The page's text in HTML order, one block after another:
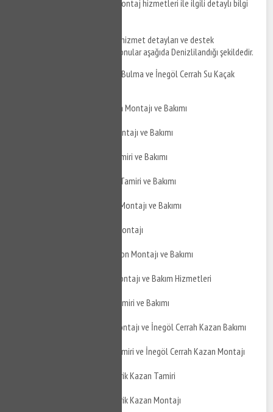
tamir hizmetleri ve hidrofor montaj hizmetleri ile ilgili detaylı bilgi
hizmet detayları ve destek
taleplerinizi iletebileceğiniz konular aşağıda Denizlilandığı şekildedir.
İnegöl Cerrah Su Kaçak Bulma ve İnegöl Cerrah Su Kaçak
İnegöl Cerrah Duşakabin Montajı ve Bakımı
İnegöl Cerrah Jakuzi Montajı ve Bakımı
İnegöl Cerrah Jakuzi Tamiri ve Bakımı
İnegöl Cerrah Hidrofor Tamiri ve Bakımı
İnegöl Cerrah Hidrofor Montajı ve Bakımı
İnegöl Cerrah Şofben Montajı
İnegöl Cerrah Termosifon Montajı ve Bakımı
İnegöl Cerrah Boyler Montajı ve Bakım Hizmetleri
İnegöl Cerrah Boyler Tamiri ve Bakımı
İnegöl Cerrah Kazan Montajı ve İnegöl Cerrah Kazan Bakımı
İnegöl Cerrah Kazan Tamiri ve İnegöl Cerrah Kazan Montajı
İnegöl Cerrah Atmosferik Kazan Tamiri
İnegöl Cerrah Atmosferik Kazan Montajı